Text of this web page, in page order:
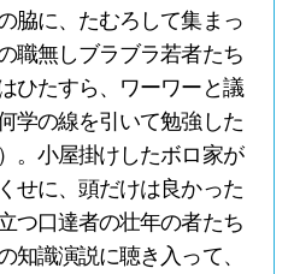
脇に、たむろして集まっ
職無しブラブラ若者たち
ひたすら、ワーワーと議
学の線を引いて勉強した
。小屋掛けしたボロ家が
せに、頭だけは良かった
つ口達者の壮年の者たち
知識演説に聴き入って、